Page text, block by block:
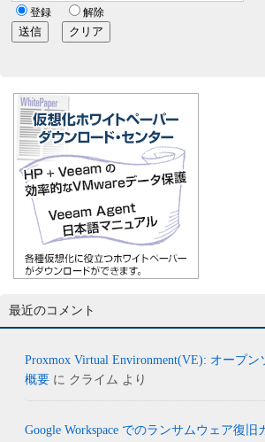
最近のコメント
Proxmox Virtual Environment(VE): オープ
概要 に クライム より
Google Workspace でのランサムウェア復旧